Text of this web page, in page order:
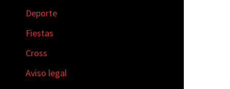
Deporte
Fiestas
Cross
Aviso legal